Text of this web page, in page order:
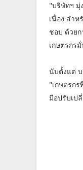
"บริษัทฯ มุ่
เนื่อง สำ
ชอบ ด้วย
เกษตรกร
นับตั้งแต่ บ
"เกษตรก
มือปรับเป